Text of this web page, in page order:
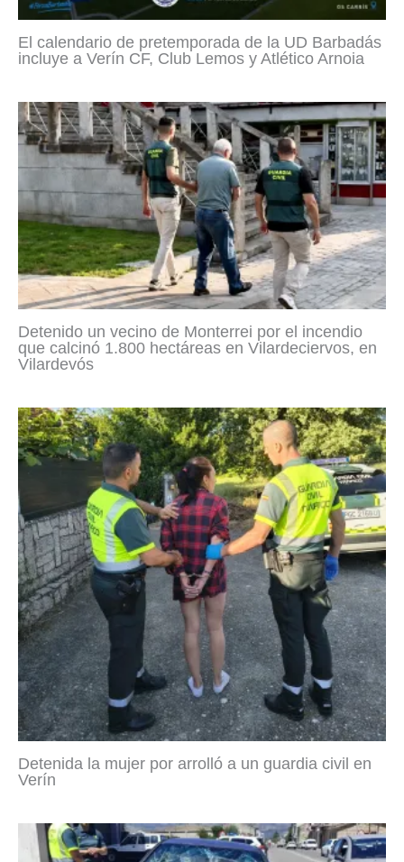
El calendario de pretemporada de la UD Barbadás
incluye a Verín CF, Club Lemos y Atlético Arnoia
Detenido un vecino de Monterrei por el incendio
que calcinó 1.800 hectáreas en Vilardeciervos, en
Vilardevós
Detenida la mujer por arrolló a un guardia civil en
Verín